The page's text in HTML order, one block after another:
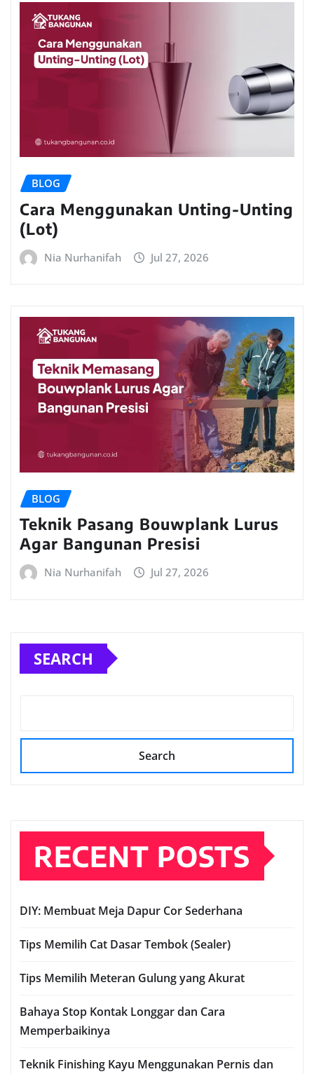
BLOG
Cara Menggunakan Unting-Unting
(Lot)
Nia Nurhanifah Jul 27, 2026
BLOG
Teknik Pasang Bouwplank Lurus
Agar Bangunan Presisi
Nia Nurhanifah Jul 27, 2026
SEARCH
Search
RECENT POSTS
DIY: Membuat Meja Dapur Cor Sederhana
Tips Memilih Cat Dasar Tembok (Sealer)
Tips Memilih Meteran Gulung yang Akurat
Bahaya Stop Kontak Longgar dan Cara
Memperbaikinya
Teknik Finishing Kayu Menggunakan Pernis dan